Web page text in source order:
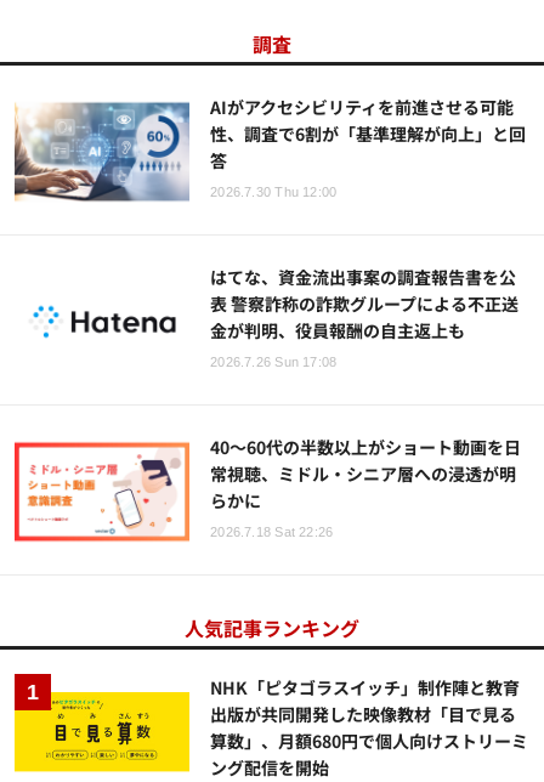
調査
AIがアクセシビリティを前進させる可能
性、調査で6割が「基準理解が向上」と回
答
2026.7.30 Thu 12:00
はてな、資金流出事案の調査報告書を公
表 警察詐称の詐欺グループによる不正送
金が判明、役員報酬の自主返上も
2026.7.26 Sun 17:08
40～60代の半数以上がショート動画を日
常視聴、ミドル・シニア層への浸透が明
らかに
2026.7.18 Sat 22:26
人気記事ランキング
NHK「ピタゴラスイッチ」制作陣と教育
出版が共同開発した映像教材「目で見る
算数」、月額680円で個人向けストリーミ
ング配信を開始